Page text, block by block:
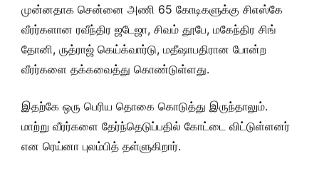
முன்னதாக சென்னை அணி 65 கோடிகளுக்கு சிஎஸ்கே
வீரர்களான ரவீந்திர ஜடேஜா, சிவம் தூபே, மகேந்திர சிங்
தோனி, ருத்ராஜ் கெய்க்வார்டு, மதீஷாபதிரான போன்ற
வீரர்களை தக்கவைத்து கொண்டுள்ளது.
இதற்கே ஒரு பெரிய தொகை கொடுத்து இருந்தாலும்.
மாற்று வீரர்களை தேர்ந்தெடுப்பதில் கோட்டை விட்டுள்ளனர்
என ரெய்னா புலம்பித் தள்ளுகிறார்.